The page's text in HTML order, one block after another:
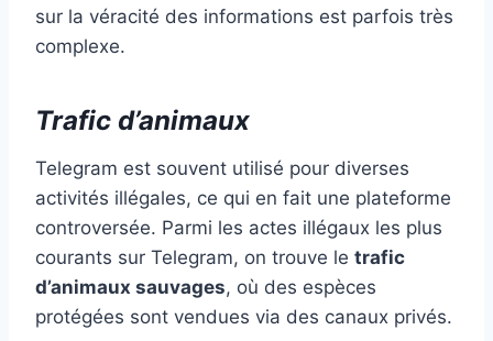
sur la véracité des informations est parfois très
complexe.
Trafic d’animaux
Telegram est souvent utilisé pour diverses
activités illégales, ce qui en fait une plateforme
controversée. Parmi les actes illégaux les plus
courants sur Telegram, on trouve le trafic
d’animaux sauvages, où des espèces
protégées sont vendues via des canaux privés.